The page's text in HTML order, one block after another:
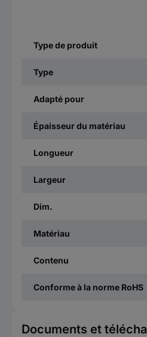
Type de produit
Type
Adapté pour
Épaisseur du matériau
Longueur
Largeur
Dim.
Matériau
Contenu
Conforme à la norme RoHS
Documents et